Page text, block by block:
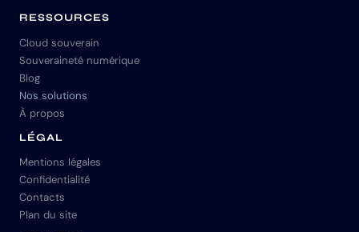
RESSOURCES
Cloud souverain
Souveraineté numérique
Blog
Nos solutions
À propos
LÉGAL
Mentions légales
Confidentialité
Contacts
Plan du site